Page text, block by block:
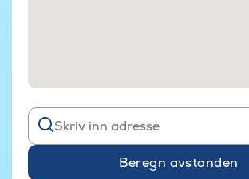
Beregn avstanden